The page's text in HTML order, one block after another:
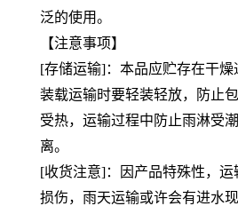
泛的使用。
【注意事项】
[存储运输]：本品应贮存在干燥
装载运输时要轻装轻放，防止
受热，运输过程中防止雨淋受
离。
[收货注意]：因产品特殊性，
损伤，雨天运输或许会有进水